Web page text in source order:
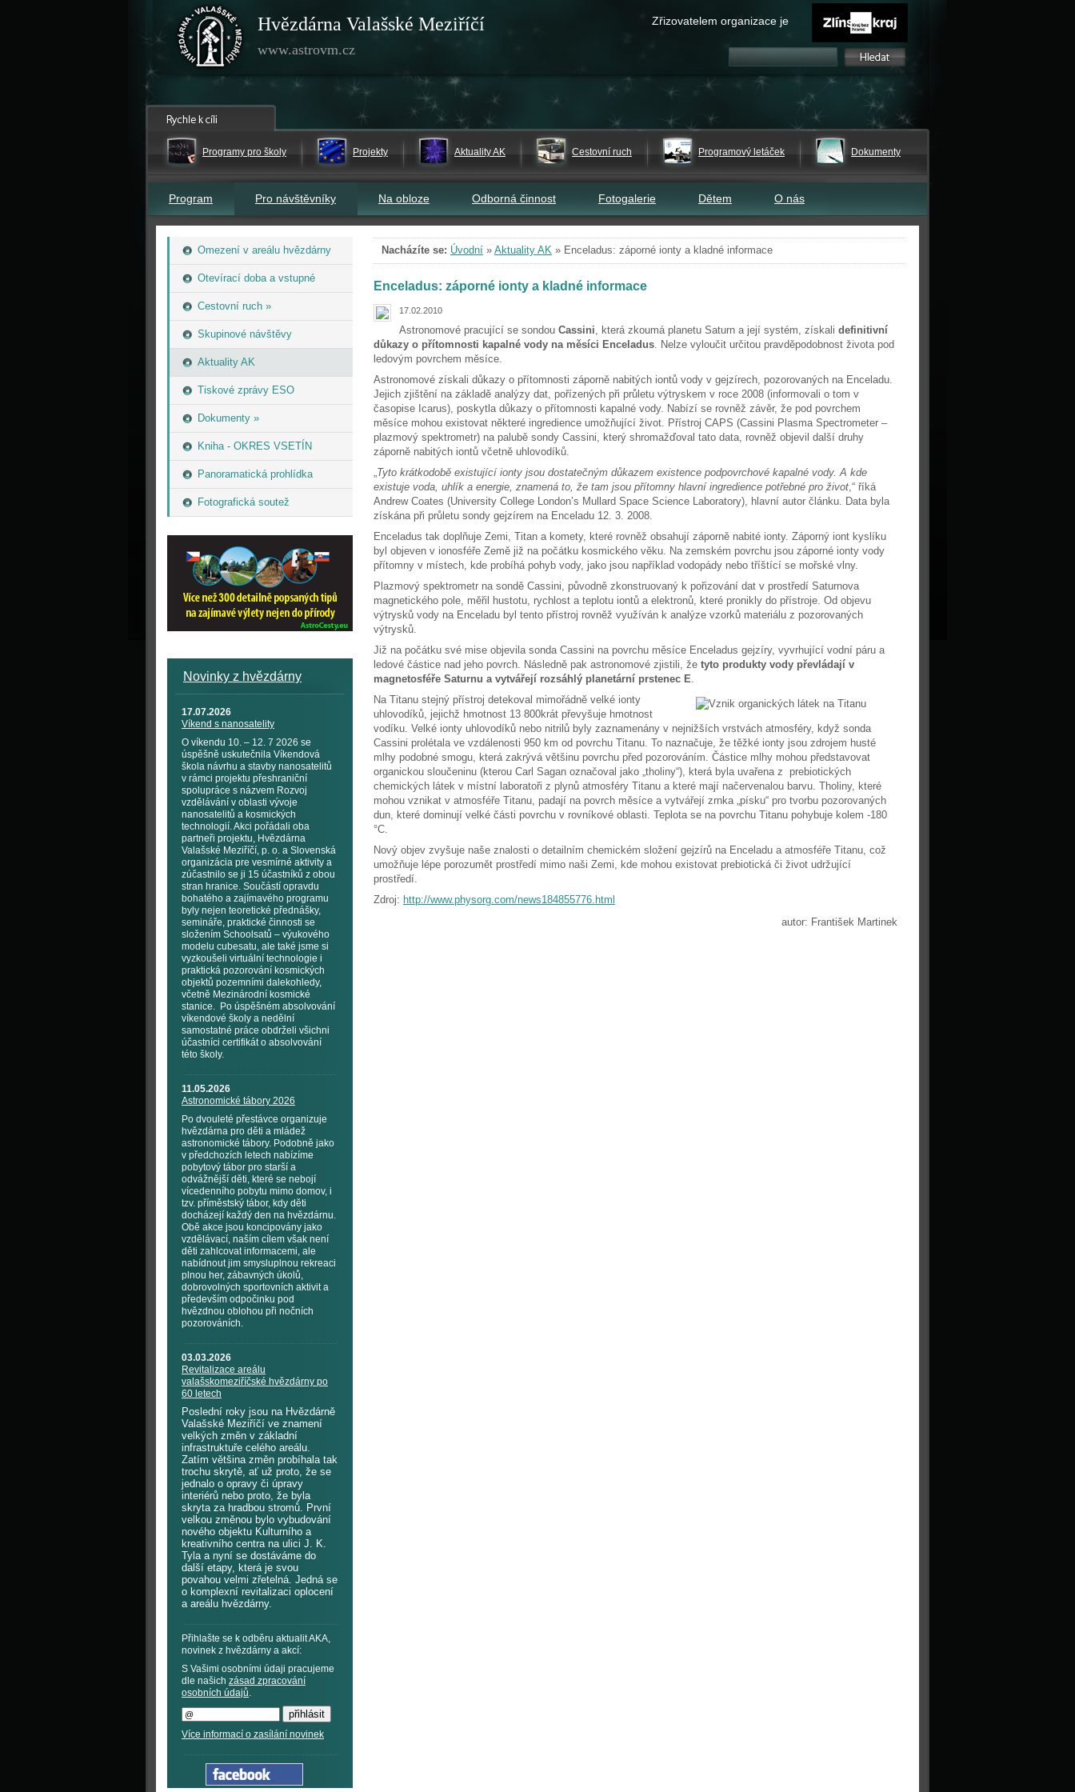
Hvězdárna Valašské Meziříčí
www.astrovm.cz
Zřizovatelem organizace je
Programy pro školy Projekty Aktuality AK Cestovní ruch Programový letáček Dokumenty
Program Pro návštěvníky Na obloze Odborná činnost Fotogalerie Dětem O nás
Omezení v areálu hvězdárny
Otevírací doba a vstupné
Cestovní ruch »
Skupinové návštěvy
Aktuality AK
Tiskové zprávy ESO
Dokumenty »
Kniha - OKRES VSETÍN
Panoramatická prohlídka
Fotografická soutež
Novinky z hvězdárny
17.07.2026
Víkend s nanosatelity
O víkendu 10. – 12. 7 2026 se
úspěšně uskutečnila Víkendová
škola návrhu a stavby nanosatelitů
v rámci projektu přeshraniční
spolupráce s názvem Rozvoj
vzdělávání v oblasti vývoje
nanosatelitů a kosmických
technologií. Akci pořádali oba
partneři projektu, Hvězdárna
Valašské Meziříčí, p. o. a Slovenská
organizácia pre vesmírné aktivity a
zúčastnilo se ji 15 účastníků z obou
stran hranice. Součástí opravdu
bohatého a zajímavého programu
byly nejen teoretické přednášky,
semináře, praktické činnosti se
složením Schoolsatů – výukového
modelu cubesatu, ale také jsme si
vyzkoušeli virtuální technologie i
praktická pozorování kosmických
objektů pozemními dalekohledy,
včetně Mezinárodní kosmické
stanice. Po úspěšném absolvování
víkendové školy a nedělní
samostatné práce obdrželi všichni
účastníci certifikát o absolvování
této školy.
11.05.2026
Astronomické tábory 2026
Po dvouleté přestávce organizuje
hvězdárna pro děti a mládež
astronomické tábory. Podobně jako
v předchozích letech nabízíme
pobytový tábor pro starší a
odvážnější děti, které se nebojí
vícedenního pobytu mimo domov, i
tzv. příměstský tábor, kdy děti
docházejí každý den na hvězdárnu.
Obě akce jsou koncipovány jako
vzdělávací, naším cílem však není
děti zahlcovat informacemi, ale
nabídnout jim smysluplnou rekreaci
plnou her, zábavných úkolů,
dobrovolných sportovních aktivit a
především odpočinku pod
hvězdnou oblohou při nočních
pozorováních.
03.03.2026
Revitalizace areálu
valašskomeziříčské hvězdárny po
60 letech
Poslední roky jsou na Hvězdárně
Valašské Meziříčí ve znamení
velkých změn v základní
infrastruktuře celého areálu.
Zatím většina změn probíhala tak
trochu skrytě, ať už proto, že se
jednalo o opravy či úpravy
interiérů nebo proto, že byla
skryta za hradbou stromů. První
velkou změnou bylo vybudování
nového objektu Kulturního a
kreativního centra na ulici J. K.
Tyla a nyní se dostáváme do
další etapy, která je svou
povahou velmi zřetelná. Jedná se
o komplexní revitalizaci oplocení
a areálu hvězdárny.
Přihlašte se k odběru aktualit AKA,
novinek z hvězdárny a akcí:
S Vašimi osobními údaji pracujeme
dle našich zásad zpracování
osobních údajů.
Více informací o zasílání novinek
Nacházíte se: Úvodní » Aktuality AK » Enceladus: záporné ionty a kladné informace
Enceladus: záporné ionty a kladné informace
17.02.2010
Astronomové pracující se sondou Cassini, která zkoumá planetu Saturn a její systém, získali definitivní
důkazy o přítomnosti kapalné vody na měsíci Enceladus. Nelze vyloučit určitou pravděpodobnost života pod
ledovým povrchem měsíce.
Astronomové získali důkazy o přítomnosti záporně nabitých iontů vody v gejzírech, pozorovaných na Enceladu.
Jejich zjištění na základě analýzy dat, pořízených při průletu výtryskem v roce 2008 (informovali o tom v
časopise Icarus), poskytla důkazy o přítomnosti kapalné vody. Nabízí se rovněž závěr, že pod povrchem
měsíce mohou existovat některé ingredience umožňující život. Přístroj CAPS (Cassini Plasma Spectrometer –
plazmový spektrometr) na palubě sondy Cassini, který shromažďoval tato data, rovněž objevil další druhy
záporně nabitých iontů včetně uhlovodíků.
„Tyto krátkodobě existující ionty jsou dostatečným důkazem existence podpovrchové kapalné vody. A kde
existuje voda, uhlík a energie, znamená to, že tam jsou přítomny hlavní ingredience potřebné pro život,“ říká
Andrew Coates (University College London’s Mullard Space Science Laboratory), hlavní autor článku. Data byla
získána při průletu sondy gejzírem na Enceladu 12. 3. 2008.
Enceladus tak doplňuje Zemi, Titan a komety, které rovněž obsahují záporně nabité ionty. Záporný iont kyslíku
byl objeven v ionosféře Země již na počátku kosmického věku. Na zemském povrchu jsou záporné ionty vody
přítomny v místech, kde probíhá pohyb vody, jako jsou například vodopády nebo tříštící se mořské vlny.
Plazmový spektrometr na sondě Cassini, původně zkonstruovaný k pořizování dat v prostředí Saturnova
magnetického pole, měřil hustotu, rychlost a teplotu iontů a elektronů, které pronikly do přístroje. Od objevu
výtrysků vody na Enceladu byl tento přístroj rovněž využíván k analýze vzorků materiálu z pozorovaných
výtrysků.
Již na počátku své mise objevila sonda Cassini na povrchu měsíce Enceladus gejzíry, vyvrhující vodní páru a
ledové částice nad jeho povrch. Následně pak astronomové zjistili, že tyto produkty vody převládají v
magnetosféře Saturnu a vytvářejí rozsáhlý planetární prstenec E.
Na Titanu stejný přístroj detekoval mimořádně velké ionty
uhlovodíků, jejichž hmotnost 13 800krát převyšuje hmotnost
vodíku. Velké ionty uhlovodíků nebo nitrilů byly zaznamenány v nejnižších vrstvách atmosféry, když sonda
Cassini prolétala ve vzdálenosti 950 km od povrchu Titanu. To naznačuje, že těžké ionty jsou zdrojem husté
mlhy podobné smogu, která zakrývá většinu povrchu před pozorováním. Částice mlhy mohou představovat
organickou sloučeninu (kterou Carl Sagan označoval jako „tholiny“), která byla uvařena z prebiotických
chemických látek v místní laboratoři z plynů atmosféry Titanu a které mají načervenalou barvu. Tholiny, které
mohou vznikat v atmosféře Titanu, padají na povrch měsíce a vytvářejí zrnka „písku“ pro tvorbu pozorovaných
dun, které dominují velké části povrchu v rovníkové oblasti. Teplota se na povrchu Titanu pohybuje kolem -180
°C.
Nový objev zvyšuje naše znalosti o detailním chemickém složení gejzírů na Enceladu a atmosféře Titanu, což
umožňuje lépe porozumět prostředí mimo naši Zemi, kde mohou existovat prebiotická či život udržující
prostředí.
Zdroj: http://www.physorg.com/news184855776.html
autor: František Martinek